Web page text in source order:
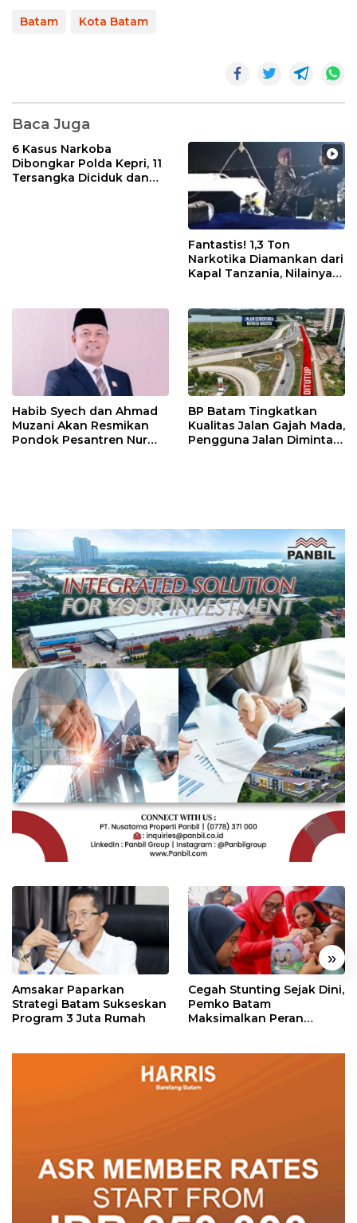
Batam Kota Batam
Baca Juga
6 Kasus Narkoba
Dibongkar Polda Kepri, 11
Tersangka Diciduk dan
Fantastis! 1,3 Ton
Narkotika Diamankan dari
Kapal Tanzania, Nilainya
Habib Syech dan Ahmad
Muzani Akan Resmikan
Pondok Pesantren Nur
BP Batam Tingkatkan
Kualitas Jalan Gajah Mada,
Pengguna Jalan Diminta
« »
Amsakar Paparkan
Strategi Batam Sukseskan
Program 3 Juta Rumah
Cegah Stunting Sejak Dini,
Pemko Batam
Maksimalkan Peran